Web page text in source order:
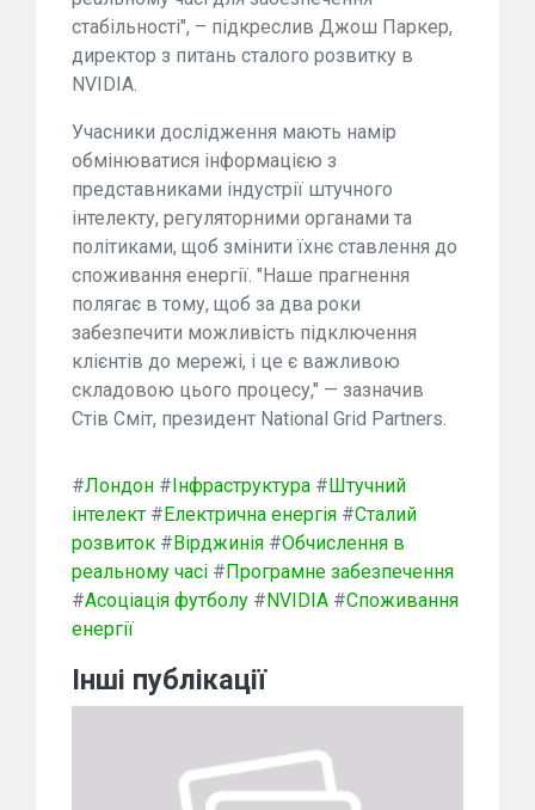
стабільності", – підкреслив Джош Паркер,
директор з питань сталого розвитку в
NVIDIA.
Учасники дослідження мають намір
обмінюватися інформацією з
представниками індустрії штучного
інтелекту, регуляторними органами та
політиками, щоб змінити їхнє ставлення до
споживання енергії. "Наше прагнення
полягає в тому, щоб за два роки
забезпечити можливість підключення
клієнтів до мережі, і це є важливою
складовою цього процесу," — зазначив
Стів Сміт, президент National Grid Partners.
#Лондон #Інфраструктура #Штучний
інтелект #Електрична енергія #Сталий
розвиток #Вірджинія #Обчислення в
реальному часі #Програмне забезпечення
#Асоціація футболу #NVIDIA #Споживання
енергії
Інші публікації